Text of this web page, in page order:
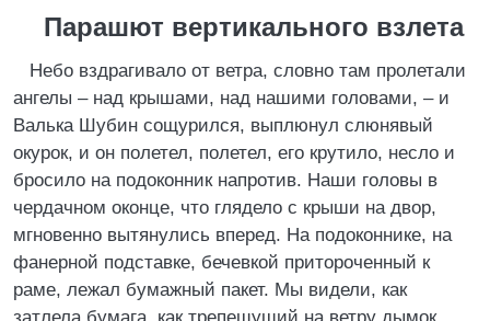
Парашют вертикального взлета
Небо вздрагивало от ветра, словно там пролетали
ангелы – над крышами, над нашими головами, – и
Валька Шубин сощурился, выплюнул слюнявый
окурок, и он полетел, полетел, его крутило, несло и
бросило на подоконник напротив. Наши головы в
чердачном оконце, что глядело с крыши на двор,
мгновенно вытянулись вперед. На подоконнике, на
фанерной подставке, бечевкой притороченный к
раме, лежал бумажный пакет. Мы видели, как